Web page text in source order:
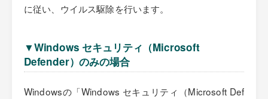
に従い、ウイルス駆除を行います。
▼Windows セキュリティ（Microsoft
Defender）のみの場合
Windowsの「Windows セキュリティ（Microsoft Def